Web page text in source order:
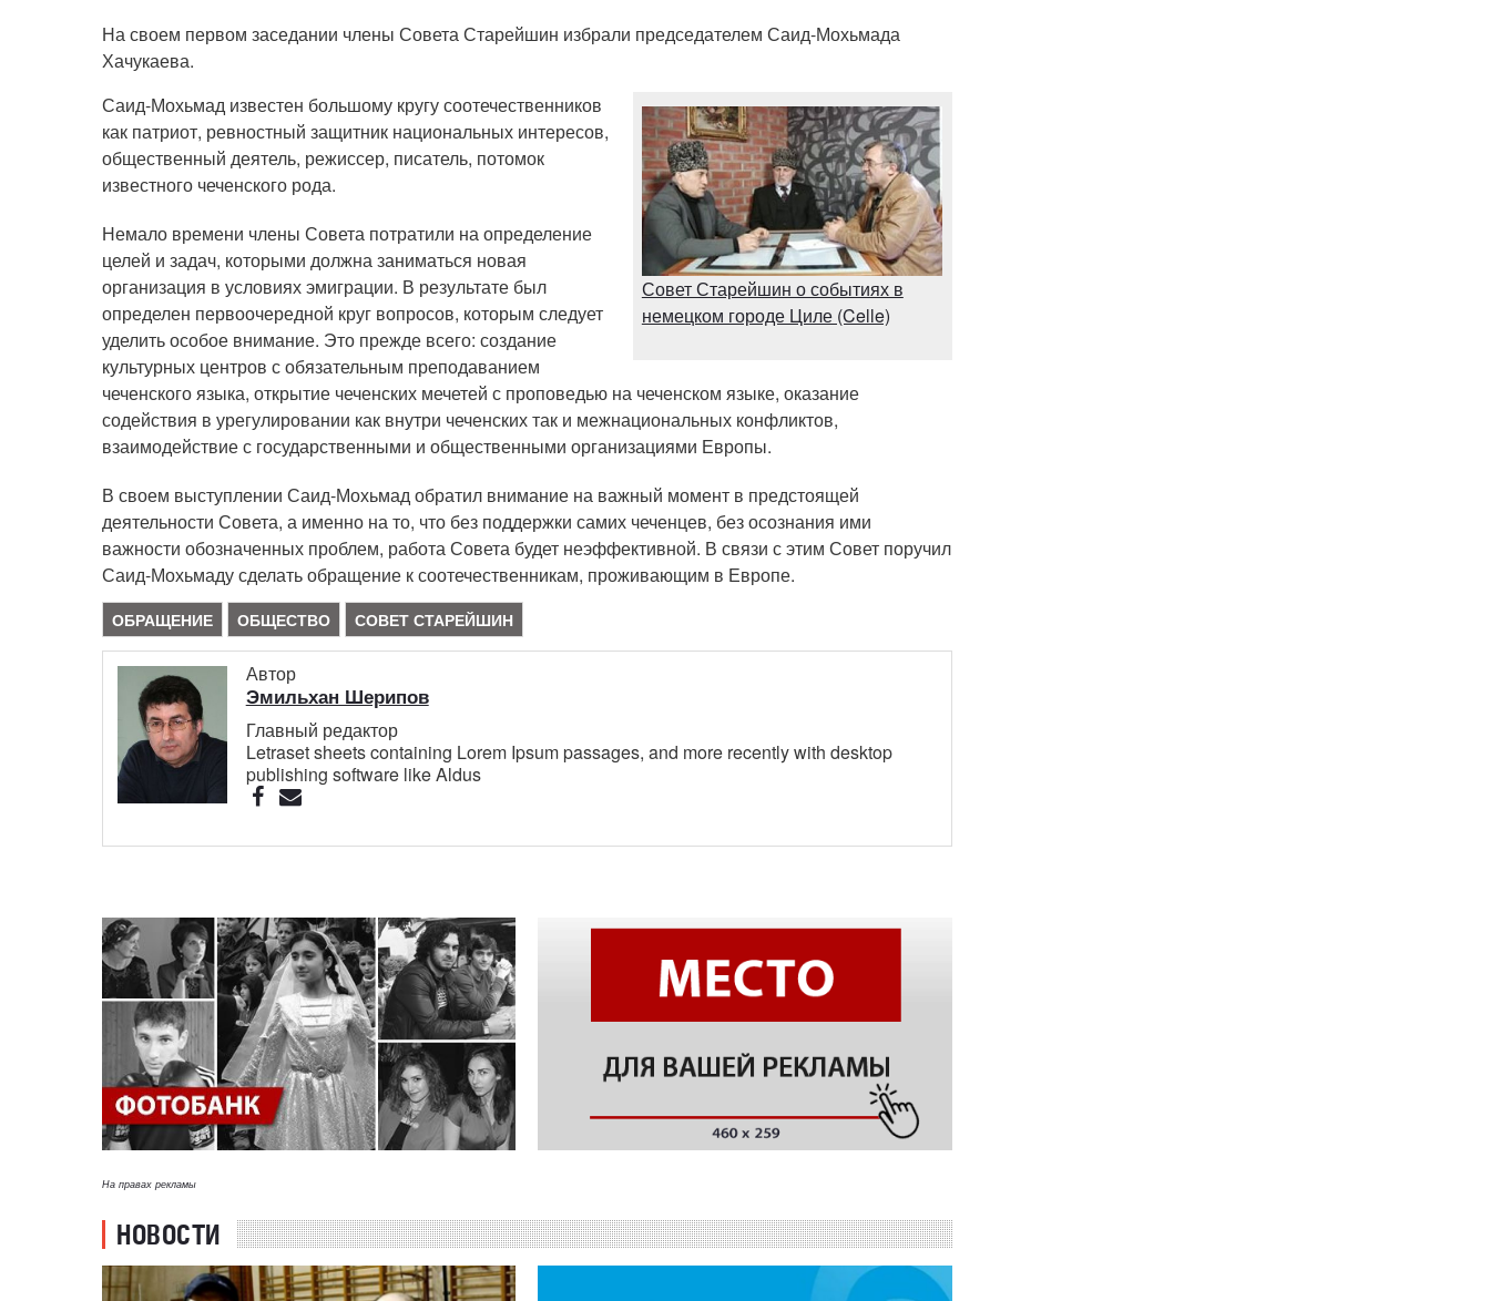
На своем первом заседании члены Совета Старейшин избрали председателем Саид-Мохьмада
Хачукаева.
Совет Старейшин о событиях в
немецком городе Циле (Celle)
Саид-Мохьмад известен большому кругу соотечественников
как патриот, ревностный защитник национальных интересов,
общественный деятель, режиссер, писатель, потомок
известного чеченского рода.
Немало времени члены Совета потратили на определение
целей и задач, которыми должна заниматься новая
организация в условиях эмиграции. В результате был
определен первоочередной круг вопросов, которым следует
уделить особое внимание. Это прежде всего: создание
культурных центров с обязательным преподаванием
чеченского языка, открытие чеченских мечетей с проповедью на чеченском языке, оказание
содействия в урегулировании как внутри чеченских так и межнациональных конфликтов,
взаимодействие с государственными и общественными организациями Европы.
В своем выступлении Саид-Мохьмад обратил внимание на важный момент в предстоящей
деятельности Совета, а именно на то, что без поддержки самих чеченцев, без осознания ими
важности обозначенных проблем, работа Совета будет неэффективной. В связи с этим Совет поручил
Саид-Мохьмаду сделать обращение к соотечественникам, проживающим в Европе.
ОБРАЩЕНИЕ ОБЩЕСТВО СОВЕТ СТАРЕЙШИН
Автор
Эмильхан Шерипов
Главный редактор
Letraset sheets containing Lorem Ipsum passages, and more recently with desktop
publishing software like Aldus
На правах рекламы
НОВОСТИ